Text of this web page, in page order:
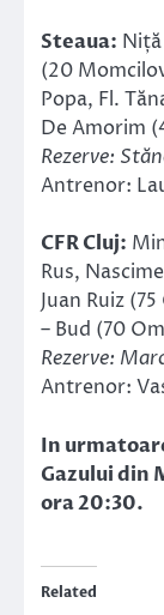
Steaua: Niță
(20
Popa, Fl.
De Amorim
Rezerve:
Antrenor:
CFR Cluj:
Rus,
Juan Ruiz
– Bud (70
Rezerve:
Antrenor:
In
Gazului din
ora 20:30.
Related